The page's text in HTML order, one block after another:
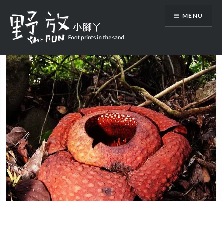
content
野放小腳丫 Foot prints in the sand.
MENU